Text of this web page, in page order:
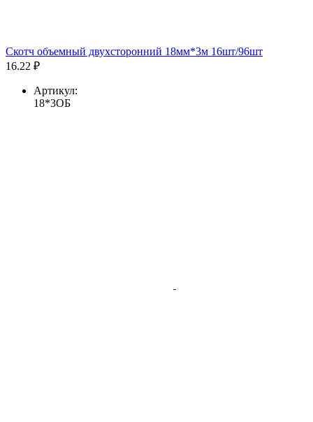
Скотч объемный двухсторонний 18мм*3м 16шт/96шт
16.22 ₽
Артикул:
18*3ОБ